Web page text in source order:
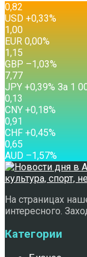
0,82
USD +0,33%
1,00
EUR 0,00%
1,15
GBP –1,03%
7,77
JPY +0,39% За 1
0,13
CNY +0,18%
0,91
CHF +0,45%
0,65
AUD –1,57%
На страницах
интересного.
Категории